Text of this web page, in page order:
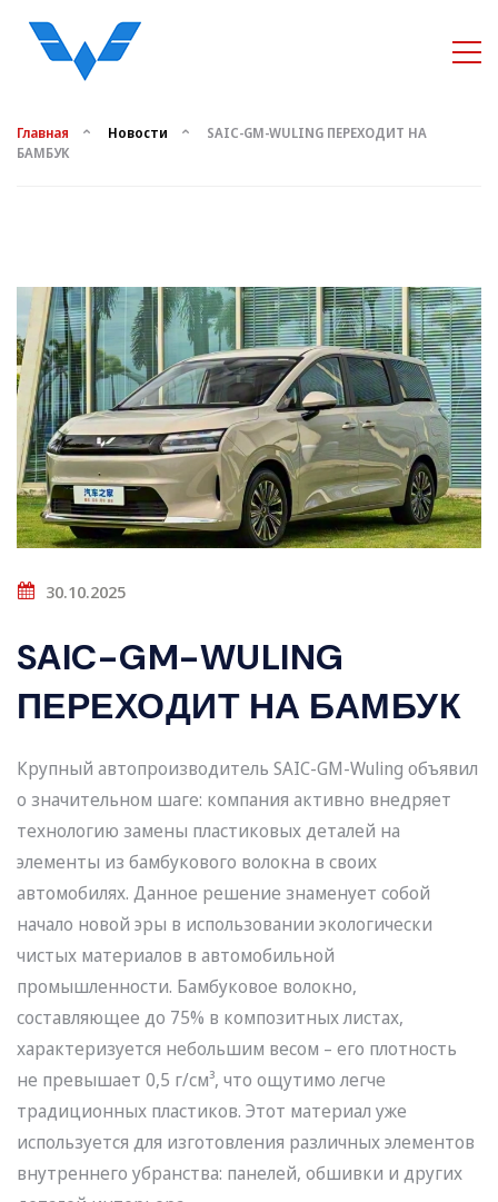
Главная Новости
SAIC-GM-WULING ПЕРЕХОДИТ НА
БАМБУК
30.10.2025
SAIC-GM-WULING
ПЕРЕХОДИТ НА БАМБУК
Крупный автопроизводитель SAIC-GM-Wuling объявил
о значительном шаге: компания активно внедряет
технологию замены пластиковых деталей на
элементы из бамбукового волокна в своих
автомобилях. Данное решение знаменует собой
начало новой эры в использовании экологически
чистых материалов в автомобильной
промышленности. Бамбуковое волокно,
составляющее до 75% в композитных листах,
характеризуется небольшим весом – его плотность
не превышает 0,5 г/см³, что ощутимо легче
традиционных пластиков. Этот материал уже
используется для изготовления различных элементов
внутреннего убранства: панелей, обшивки и других